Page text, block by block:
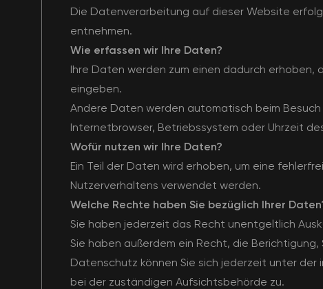
Die Datenverarbeitung auf dieser Website
entnehmen.
Wie erfassen wir Ihre Daten?
Ihre Daten werden zum einen dadurch erhoben,
eingeben.
Andere Daten werden automatisch beim
Internetbrowser, Betriebssystem oder Uhrzeit
Wofür nutzen wir Ihre Daten?
Ein Teil der Daten wird erhoben, um eine
Nutzerverhaltens verwendet werden.
Welche Rechte haben Sie bezüglich Ihrer
Sie haben jederzeit das Recht unentgeltlich
Sie haben außerdem ein Recht, die
Datenschutz können Sie sich jederzeit unter
bei der zuständigen Aufsichtsbehörde zu.